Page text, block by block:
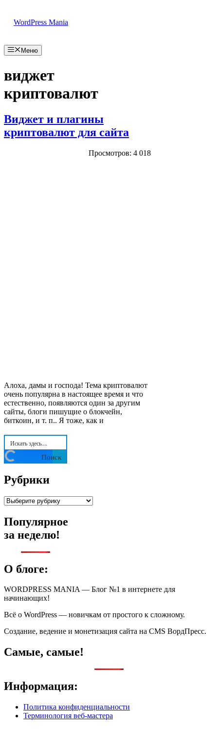
WordPress Mania
Меню
виджет
криптовалют
Виджет и плагины
криптовалют для сайта
Просмотров: 4 018
Алоха, дамы и господа! Тема криптовалют
очень популярна в настоящее время и что
естественно, появляются один за другим
сайты, блоги пишущие о блокчейн,
биткоин, и т. п.. Я тоже, как и
Поиск
Рубрики
Рубрики
Популярное
за неделю!
О блоге:
WORDPRESS MANIA — Блог №1 в интернете для
начинающих!
Всё о WordPress — новичкам от простого к сложному.
Создание, ведение и монетизация сайта на CMS ВордПресс.
Самые, самые!
Информация:
Политика конфиденциальности
Терминология веб-мастера